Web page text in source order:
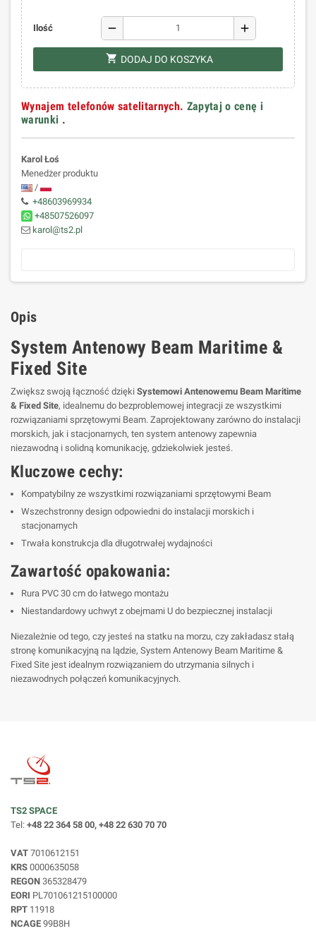
Ilość remove add
shopping_cart DODAJ DO KOSZYKA
Wynajem telefonów satelitarnych. Zapytaj o cenę i
warunki .
Karol Łoś
Menedżer produktu
/
+48603969934
+48507526097
karol@ts2.pl
Opis
System Antenowy Beam Maritime &
Fixed Site
Zwiększ swoją łączność dzięki Systemowi Antenowemu Beam Maritime
& Fixed Site, idealnemu do bezproblemowej integracji ze wszystkimi
rozwiązaniami sprzętowymi Beam. Zaprojektowany zarówno do instalacji
morskich, jak i stacjonarnych, ten system antenowy zapewnia
niezawodną i solidną komunikację, gdziekolwiek jesteś.
Kluczowe cechy:
Kompatybilny ze wszystkimi rozwiązaniami sprzętowymi Beam
Wszechstronny design odpowiedni do instalacji morskich i
stacjonarnych
Trwała konstrukcja dla długotrwałej wydajności
Zawartość opakowania:
Rura PVC 30 cm do łatwego montażu
Niestandardowy uchwyt z obejmami U do bezpiecznej instalacji
Niezależnie od tego, czy jesteś na statku na morzu, czy zakładasz stałą
stronę komunikacyjną na lądzie, System Antenowy Beam Maritime &
Fixed Site jest idealnym rozwiązaniem do utrzymania silnych i
niezawodnych połączeń komunikacyjnych.
TS2 SPACE
Tel: +48 22 364 58 00, +48 22 630 70 70
VAT 7010612151
KRS 0000635058
REGON 365328479
EORI PL701061215100000
RPT 11918
NCAGE 99B8H